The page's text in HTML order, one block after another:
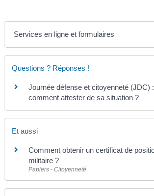
Services en ligne et formulaires
Questions ? Réponses !
Journée défense et citoyenneté (JDC) :
comment attester de sa situation ?
Et aussi
Comment obtenir un certificat de
militaire ?
Papiers - Citoyenneté